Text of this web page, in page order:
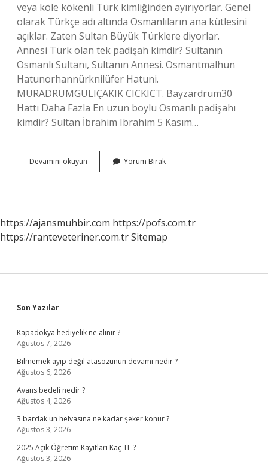
veya köle kökenli Türk kimliğinden ayırıyorlar. Genel
olarak Türkçe adı altında Osmanlıların ana kütlesini
açıklar. Zaten Sultan Büyük Türklere diyorlar.
Annesi Türk olan tek padişah kimdir? Sultanın
Osmanlı Sultanı, Sultanın Annesi. Osmantmalhun
Hatunorhannürknilüfer Hatuni.
MURADRUMGULIÇAKIK CICKICT. Bayzärdrum30
Hattı Daha Fazla En uzun boylu Osmanlı padişahı
kimdir? Sultan İbrahim Ibrahim 5 Kasım…
Devamını okuyun
Türk
Yorum Bırak
https://ajansmuhbir.com https://pofs.com.tr
https://ranteveteriner.com.trSitemap
Sidebar
Son Yazılar
Kapadokya hediyelik ne alınır ?
Ağustos 7, 2026
Bilmemek ayıp değil atasözünün devamı nedir ?
Ağustos 6, 2026
Avans bedeli nedir ?
Ağustos 4, 2026
3 bardak un helvasına ne kadar şeker konur ?
Ağustos 3, 2026
2025 Açık Öğretim Kayıtları Kaç TL ?
Ağustos 3, 2026